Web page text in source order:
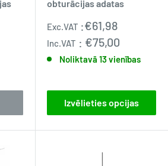
obturācijas adatas
Pārdošanas
cena
Exc.VAT :€61,98
Inc.VAT : €75,00
Noliktavā 13 vienības
Izvēlieties opcijas